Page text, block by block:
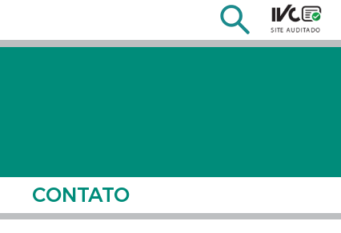
CONTATO